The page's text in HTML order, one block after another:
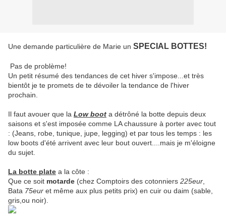
Une demande particulière de Marie un SPECIAL BOTTES!
Pas de problème!
Un petit résumé des tendances de cet hiver s'impose...et très
bientôt je te promets de te dévoiler la tendance de l'hiver
prochain.
Il faut avouer que la Low boot a détrôné la botte depuis deux
saisons et s'est imposée comme LA chaussure à porter avec tout
: (Jeans, robe, tunique, jupe, legging) et par tous les temps : les
low boots d'été arrivent avec leur bout ouvert....mais je m'éloigne
du sujet.
La botte plate a la côte :
Que ce soit motarde (chez Comptoirs des cotonniers 225eur
Bata 75eur et même aux plus petits prix) en cuir ou daim (sable,
gris,ou noir).